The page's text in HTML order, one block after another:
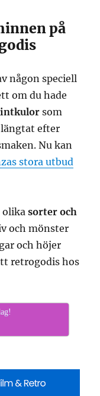
på
någon speciell
om du hade
som
efter
Nu kan
stora utbud
olikasorter och
och mönster
och höjer
retrogodis hos